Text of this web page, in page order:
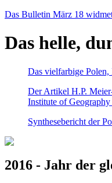
Das Bulletin März 18
Das helle,
Das vielfarbige
Der Artikel H.P.
Institute of
Synthesebericht der
2016 - Jahr der